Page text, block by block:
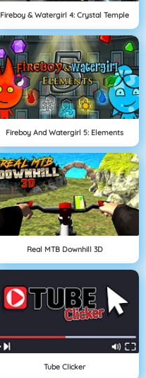
Fireboy & Watergirl 4: Crystal Temple
Fireboy And Watergirl 5: Elements
Real MTB Downhill 3D
Tube Clicker